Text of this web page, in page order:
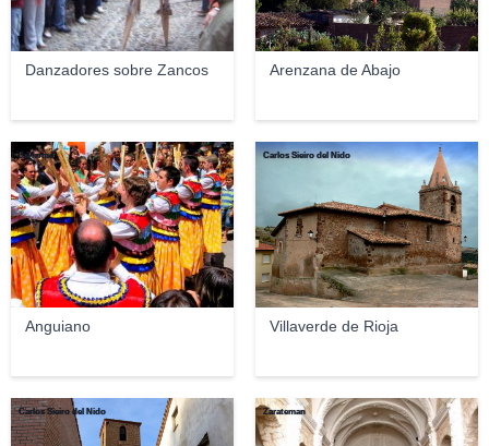
Danzadores sobre Zancos Arenzana de Abajo
Anguiano
Javierme
Villaverde de Rioja
Carlos Sieiro del Nido
Carlos Sieiro del Nido Zarateman